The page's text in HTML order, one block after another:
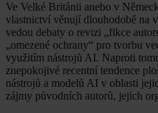
Ve Velké Británii anebo v
vlastnictví věnují dlouhodobě na
vedou debaty o revizi „fikce
„omezené ochrany“ pro tvorbu
využitím nástrojů AI. Naproti
znepokojivé recentní tendence
nástrojů a modelů AI v oblasti
zájmy původních autorů, jejich